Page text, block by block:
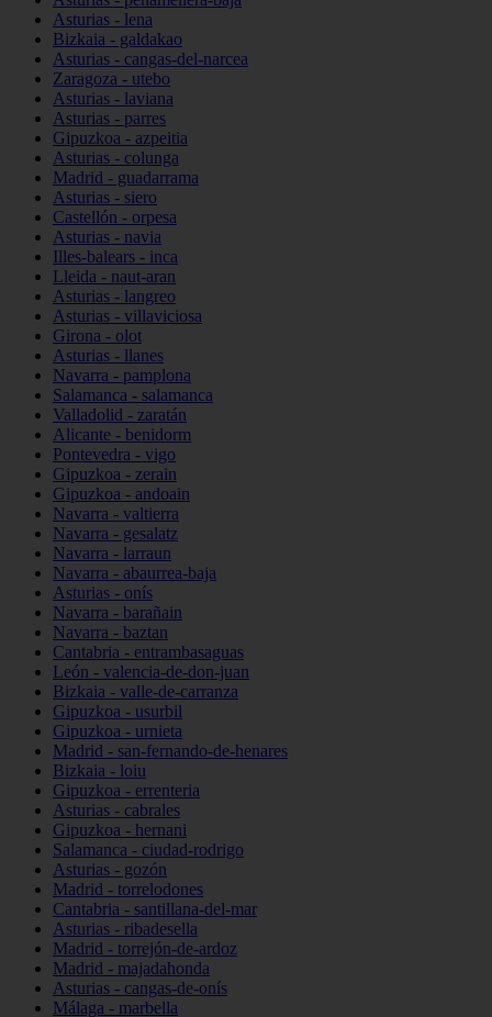
Asturias - lena
Bizkaia - galdakao
Asturias - cangas-del-narcea
Zaragoza - utebo
Asturias - laviana
Asturias - parres
Gipuzkoa - azpeitia
Asturias - colunga
Madrid - guadarrama
Asturias - siero
Castellón - orpesa
Asturias - navia
Illes-balears - inca
Lleida - naut-aran
Asturias - langreo
Asturias - villaviciosa
Girona - olot
Asturias - llanes
Navarra - pamplona
Salamanca - salamanca
Valladolid - zaratán
Alicante - benidorm
Pontevedra - vigo
Gipuzkoa - zerain
Gipuzkoa - andoain
Navarra - valtierra
Navarra - gesalatz
Navarra - larraun
Navarra - abaurrea-baja
Asturias - onís
Navarra - barañain
Navarra - baztan
Cantabria - entrambasaguas
León - valencia-de-don-juan
Bizkaia - valle-de-carranza
Gipuzkoa - usurbil
Gipuzkoa - urnieta
Madrid - san-fernando-de-henares
Bizkaia - loiu
Gipuzkoa - errenteria
Asturias - cabrales
Gipuzkoa - hernani
Salamanca - ciudad-rodrigo
Asturias - gozón
Madrid - torrelodones
Cantabria - santillana-del-mar
Asturias - ribadesella
Madrid - torrejón-de-ardoz
Madrid - majadahonda
Asturias - cangas-de-onís
Málaga - marbella